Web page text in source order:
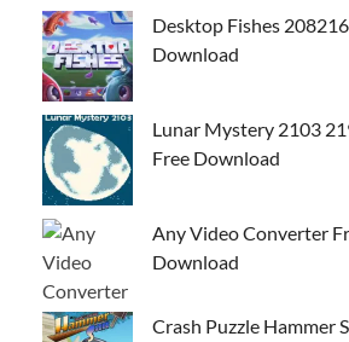
Desktop Fishes
Download
Lunar Mystery 2103
Free Download
Any Video Converter
Download
Crash Puzzle Hammer